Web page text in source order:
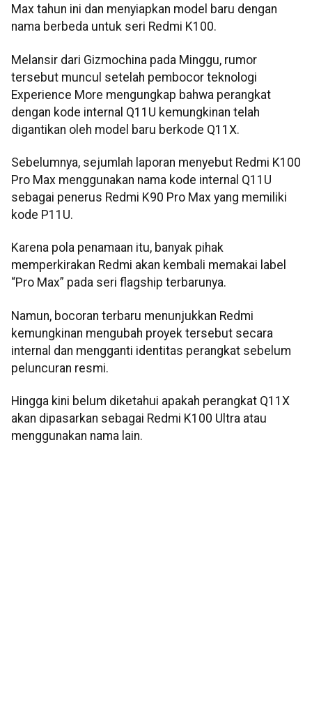
Max tahun ini dan menyiapkan model baru dengan
nama berbeda untuk seri Redmi K100.
Melansir dari Gizmochina pada Minggu, rumor
tersebut muncul setelah pembocor teknologi
Experience More mengungkap bahwa perangkat
dengan kode internal Q11U kemungkinan telah
digantikan oleh model baru berkode Q11X.
Sebelumnya, sejumlah laporan menyebut Redmi K100
Pro Max menggunakan nama kode internal Q11U
sebagai penerus Redmi K90 Pro Max yang memiliki
kode P11U.
Karena pola penamaan itu, banyak pihak
memperkirakan Redmi akan kembali memakai label
“Pro Max” pada seri flagship terbarunya.
Namun, bocoran terbaru menunjukkan Redmi
kemungkinan mengubah proyek tersebut secara
internal dan mengganti identitas perangkat sebelum
peluncuran resmi.
Hingga kini belum diketahui apakah perangkat Q11X
akan dipasarkan sebagai Redmi K100 Ultra atau
menggunakan nama lain.